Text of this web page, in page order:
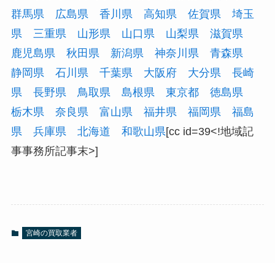
群馬県
広島県 香川県 高知県 佐賀県
埼玉
県
三重県 山形県 山口県 山梨県
滋賀県
鹿児島県
秋田県 新潟県 神奈川県
青森県
静岡県
石川県 千葉県 大阪府 大分県
長崎
県
長野県 鳥取県 島根県 東京都
徳島県
栃木県
奈良県 富山県 福井県 福岡県
福島
県
兵庫県 北海道 和歌山県[cc id=39<!地域記
事事務所記事末>]
宮崎の買取業者